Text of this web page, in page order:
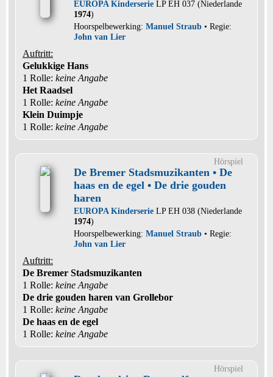
EUROPA Kinderserie LP EH 037 (Niederlande
1974)
Hoorspelbewerking: Manuel Straub • Regie:
John van Lier
Auftritt:
Gelukkige Hans
1 Rolle: keine Angabe
Het Raadsel
1 Rolle: keine Angabe
Klein Duimpje
1 Rolle: keine Angabe
Hörspiel
De Bremer Stadsmuzikanten • De
haas en de egel • De drie gouden
haren
EUROPA Kinderserie LP EH 038 (Niederlande
1974)
Hoorspelbewerking: Manuel Straub • Regie:
John van Lier
Auftritt:
De Bremer Stadsmuzikanten
1 Rolle: keine Angabe
De drie gouden haren van Grollebor
1 Rolle: keine Angabe
De haas en de egel
1 Rolle: keine Angabe
Hörspiel